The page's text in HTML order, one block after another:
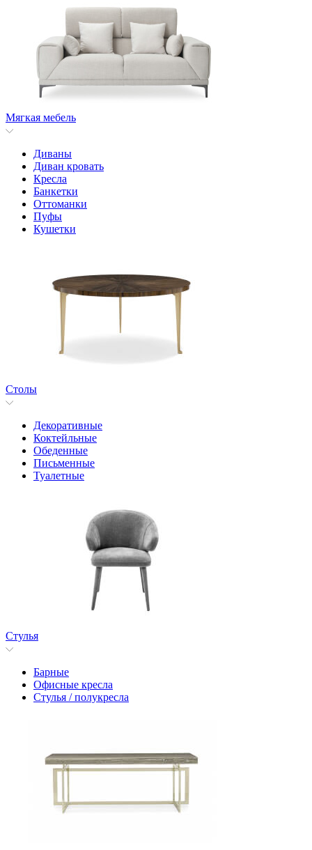
Мягкая мебель
Диваны
Диван кровать
Кресла
Банкетки
Оттоманки
Пуфы
Кушетки
Столы
Декоративные
Коктейльные
Обеденные
Письменные
Туалетные
Стулья
Барные
Офисные кресла
Стулья / полукресла